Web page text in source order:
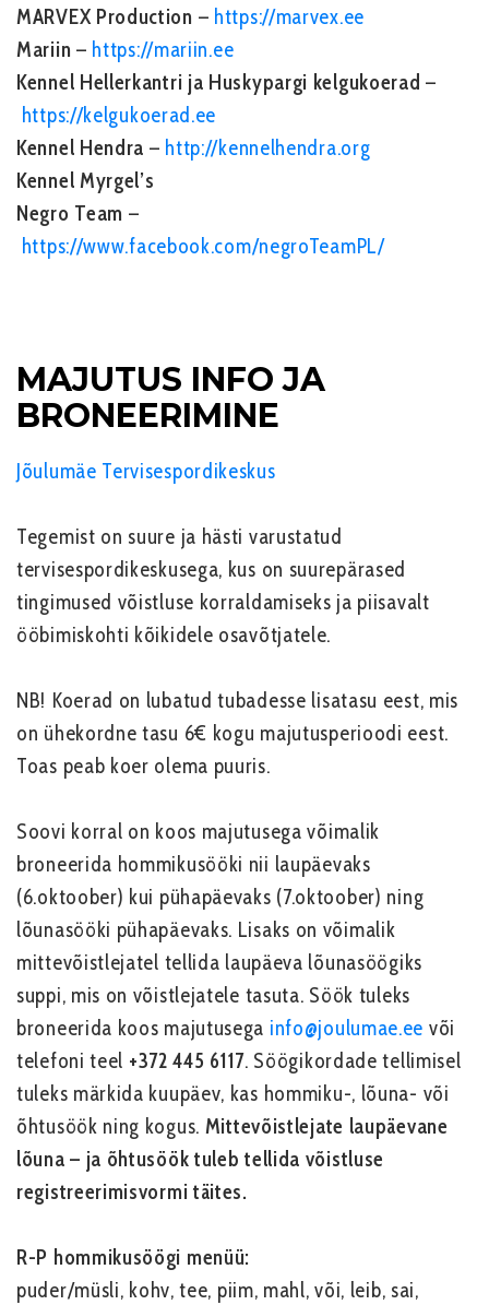
MARVEX Production – https://marvex.ee
Mariin – https://mariin.ee
Kennel Hellerkantri ja Huskypargi kelgukoerad –
https://kelgukoerad.ee
Kennel Hendra – http://kennelhendra.org
Kennel Myrgel’s
Negro Team –
https://www.facebook.com/negroTeamPL/
MAJUTUS INFO JA
BRONEERIMINE
Jõulumäe Tervisespordikeskus
Tegemist on suure ja hästi varustatud
tervisespordikeskusega, kus on suurepärased
tingimused võistluse korraldamiseks ja piisavalt
ööbimiskohti kõikidele osavõtjatele.
NB! Koerad on lubatud tubadesse lisatasu eest, mis
on ühekordne tasu 6€ kogu majutusperioodi eest.
Toas peab koer olema puuris.
Soovi korral on koos majutusega võimalik
broneerida hommikusööki nii laupäevaks
(6.oktoober) kui pühapäevaks (7.oktoober) ning
lõunasööki pühapäevaks. Lisaks on võimalik
mittevõistlejatel tellida laupäeva lõunasöögiks
suppi, mis on võistlejatele tasuta. Söök tuleks
broneerida koos majutusega info@joulumae.ee või
telefoni teel +372 445 6117. Söögikordade tellimisel
tuleks märkida kuupäev, kas hommiku-, lõuna- või
õhtusöök ning kogus. Mittevõistlejate laupäevane
lõuna – ja õhtusöök tuleb tellida võistluse
registreerimisvormi täites.
R-P hommikusöögi menüü:
puder/müsli, kohv, tee, piim, mahl,või, leib, sai,